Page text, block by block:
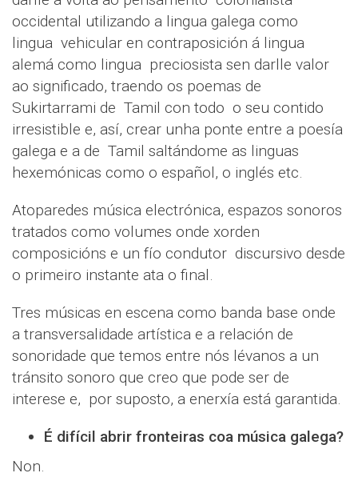
occidental utilizando a lingua galega como
lingua vehicular en contraposición á lingua
alemá como lingua preciosista sen darlle valor
ao significado, traendo os poemas de
Sukirtarrami de Tamil con todo o seu contido
irresistible e, así, crear unha ponte entre a poesía
galega e a de Tamil saltándome as linguas
hexemónicas como o español, o inglés etc.
Atoparedes música electrónica, espazos sonoros
tratados como volumes onde xorden
composicións e un fío condutor discursivo desde
o primeiro instante ata o final.
Tres músicas en escena como banda base onde
a transversalidade artística e a relación de
sonoridade que temos entre nós lévanos a un
tránsito sonoro que creo que pode ser de
interese e, por suposto, a enerxía está garantida.
É difícil abrir fronteiras coa música galega?
Non.